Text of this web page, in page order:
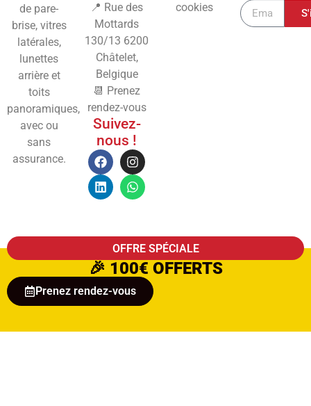
de pare-
brise, vitres
latérales,
lunettes
arrière et
toits
panoramiques,
avec ou
sans
assurance.
📍 Rue des
Mottards
130/13 6200
Châtelet,
Belgique
📆 Prenez
rendez-vous
Suivez-
nous !
cookies
OFFRE SPÉCIALE
🎉 100€ OFFERTS
Prenez rendez-vous